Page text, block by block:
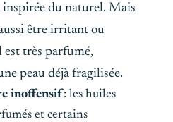
du naturel. Mais
être irritant ou
est très parfumé,
peau déjà fragilisée.
inoffensif: les huiles
et certains